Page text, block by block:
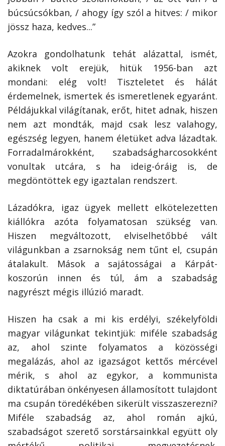
búcsúcsókban, / ahogy így szól a hitves: / mikor
jössz haza, kedves...”
Azokra gondolhatunk tehát alázattal, ismét,
akiknek volt erejük, hitük 1956-ban azt
mondani: elég volt! Tiszteletet és hálát
érdemelnek, ismertek és ismeretlenek egyaránt.
Példájukkal világítanak, erőt, hitet adnak, hiszen
nem azt mondták, majd csak lesz valahogy,
egészség legyen, hanem életüket adva lázadtak.
Forradalmárokként, szabadságharcosokként
vonultak utcára, s ha ideig-óráig is, de
megdöntöttek egy igaztalan rendszert.
Lázadókra, igaz ügyek mellett elkötelezetten
kiállókra azóta folyamatosan szükség van.
Hiszen megváltozott, elviselhetőbbé vált
világunkban a zsarnokság nem tűnt el, csupán
átalakult. Mások a sajátosságai a Kárpát-
koszorún innen és túl, ám a szabadság
nagyrészt mégis illúzió maradt.
Hiszen ha csak a mi kis erdélyi, székelyföldi
magyar világunkat tekintjük: miféle szabadság
az, ahol szinte folyamatos a közösségi
megalázás, ahol az igazságot kettős mércével
mérik, s ahol az egykor, a kommunista
diktatúrában önkényesen államosított tulajdont
ma csupán töredékében sikerült visszaszerezni?
Miféle szabadság az, ahol román ajkú,
szabadságot szerető sorstársainkkal együtt oly